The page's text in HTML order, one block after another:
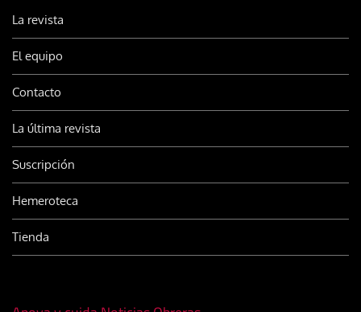
La revista
El equipo
Contacto
La última revista
Suscripción
Hemeroteca
Tienda